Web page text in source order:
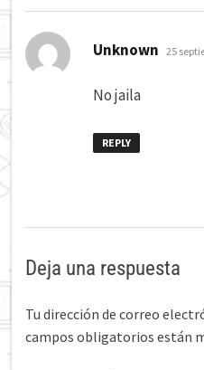
Unknown dice:
25
No jaila
REPLY
Deja una respuesta
Tu dirección de correo
campos obligatorios están